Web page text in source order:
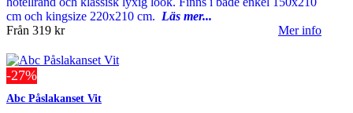
cm och kingsize 220x210 cm. Läs mer...
Från 319 kr Mer info
-27%
Abc Påslakanset Vit